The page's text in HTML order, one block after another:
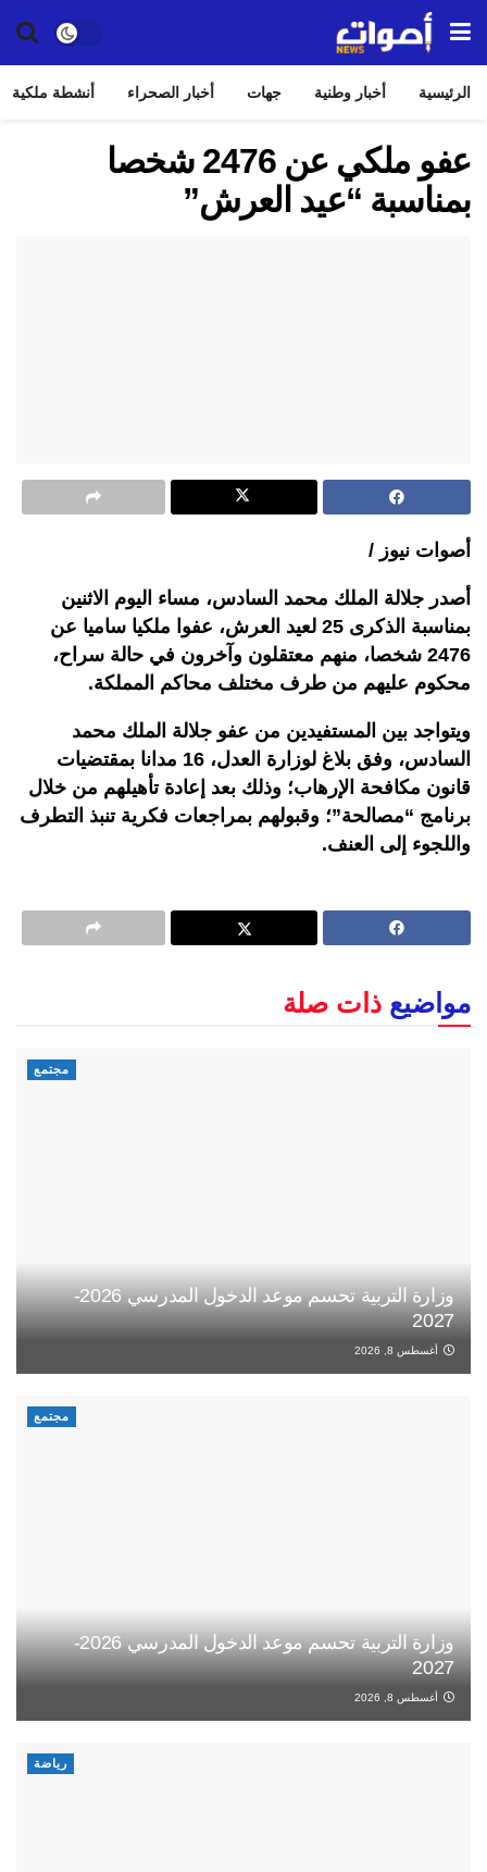
الرئيسية أخبار وطنية جهات أخبار الصحراء أنشطة ملكية
عفو ملكي عن 2476 شخصا
بمناسبة “عيد العرش”
أصوات نيوز /
أصدر جلالة الملك محمد السادس، مساء اليوم الاثنين
بمناسبة الذكرى 25 لعيد العرش، عفوا ملكيا ساميا عن
2476 شخصا، منهم معتقلون وآخرون في حالة سراح،
محكوم عليهم من طرف مختلف محاكم المملكة.
ويتواجد بين المستفيدين من عفو جلالة الملك محمد
السادس، وفق بلاغ لوزارة العدل، 16 مدانا بمقتضيات
قانون مكافحة الإرهاب؛ وذلك بعد إعادة تأهيلهم من خلال
برنامج “مصالحة”؛ وقبولهم بمراجعات فكرية تنبذ التطرف
واللجوء إلى العنف.
مواضيع ذات صلة
مجتمع
وزارة التربية تحسم موعد الدخول المدرسي 2026-
2027
أغسطس 8, 2026
مجتمع
وزارة التربية تحسم موعد الدخول المدرسي 2026-
2027
أغسطس 8, 2026
رياضة